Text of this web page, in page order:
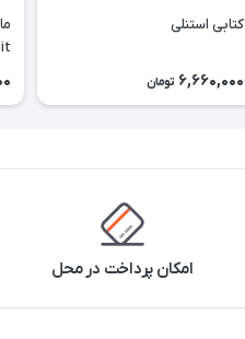
کتابی استنلی
6,660,000 تومان
امکان پرداخت در محل